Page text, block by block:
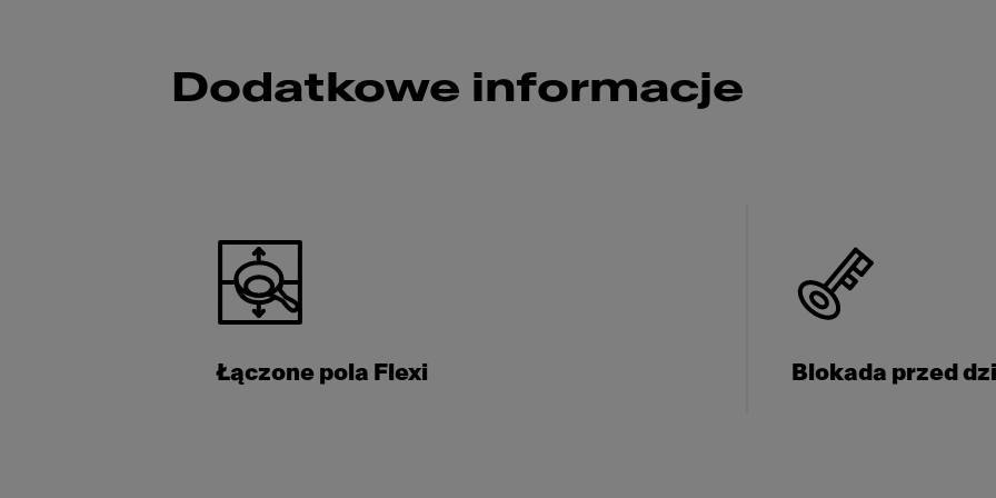
Dodatkowe informacje
Łączone pola Flexi Blokada przed